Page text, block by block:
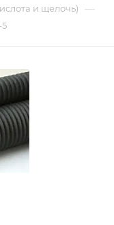
и щелочь) —